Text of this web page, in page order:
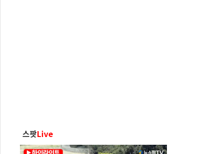
스팟Live